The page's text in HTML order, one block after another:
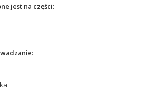
jest na części